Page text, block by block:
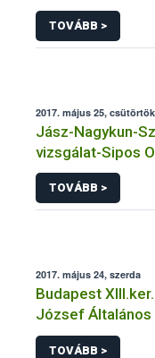
modellezése,
TOVÁBB >
2017. május 25, csütörtök
Jász-Nagykun-
vizsgálat-Sipos
Tálalókonyha -
TOVÁBB >
2017. május 24, szerda
Budapest
József Általános
TOVÁBB >